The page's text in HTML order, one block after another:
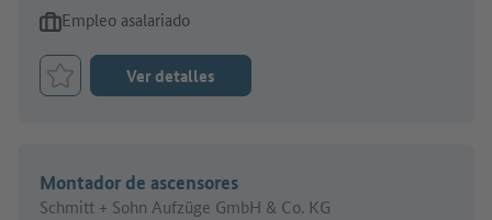
Tipo de oferta de empleo:
Empleo asalariado
Marcar el trabajo como favorito
Ver detalles
Montador de ascensores
Schmitt + Sohn Aufzüge GmbH & Co. KG